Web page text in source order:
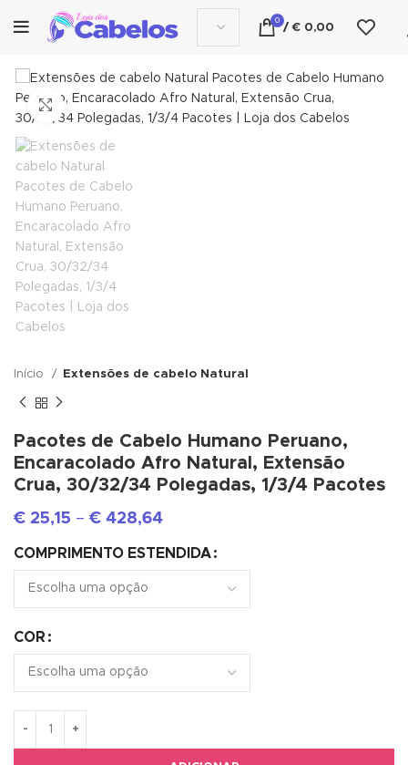
0
/ € 0,00
Click to enlarge
Início Extensões de cabelo Natural
Pacotes de Cabelo Humano Peruano,
Encaracolado Afro Natural, Extensão
Crua, 30/32/34 Polegadas, 1/3/4 Pacotes
€ 25,15 – € 428,64
COMPRIMENTO ESTENDIDA
COR